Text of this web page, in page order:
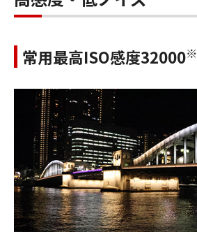
常用最高ISO感度32000※